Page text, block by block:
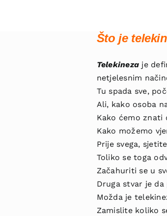
Što je
Telekineza je
netjelesnim
Tu spada sve,
Ali, kako osoba
Kako ćemo
Kako možemo
Prije svega,
Toliko se toga
Začahuriti se u
Druga stvar je
Možda je
Zamislite koliko